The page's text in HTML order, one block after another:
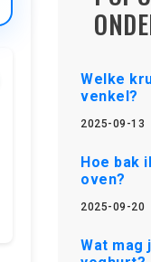
Welke
venkel?
2025-09-13
Hoe bak
oven?
2025-09-20
Wat mag